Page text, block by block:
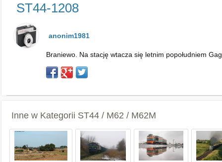
ST44-1208
anonim1981
Braniewo. Na stację wtacza się letnim popołudniem
Inne w Kategorii ST44 / M62 / M62M